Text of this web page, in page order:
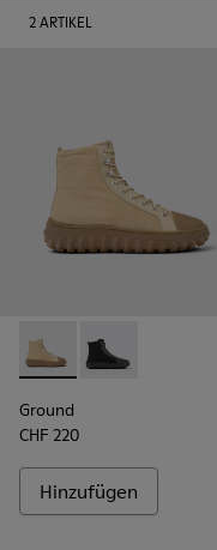
2ARTIKEL
Ground - K300405-
Ground -
Ground
CHF 220
Hinzufügen